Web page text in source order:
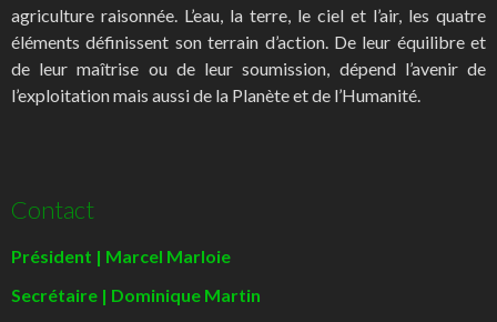
agriculture raisonnée. L’eau, la terre, le ciel et l’air, les quatre
éléments définissent son terrain d’action. De leur équilibre et
de leur maîtrise ou de leur soumission, dépend l’avenir de
l’exploitation mais aussi de la Planète et de l’Humanité.
Contact
Président | Marcel Marloie
Secrétaire | Dominique Martin